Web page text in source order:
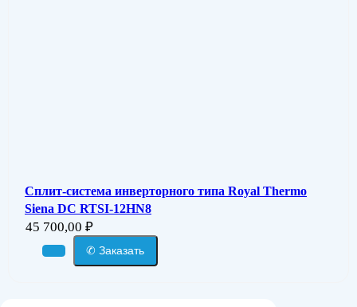
Сплит-система инверторного типа Royal Thermo
Siena DC RTSI-12HN8
45 700,00 ₽
✆ Заказать